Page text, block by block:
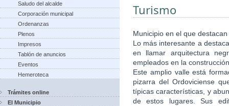
Saludo del alcalde
Corporación municipal
Ordenanzas
Plenos
Impresos
Tablón de anuncios
Eventos
Hemeroteca
Trámites online
El Municipio
Turismo
Municipio en el que
Lo más interesante a
en llamar arquitectura
empleados en la
Este amplio valle está
pizarra del Ordoviciense
típicas características, y
de estos lugares. Sus